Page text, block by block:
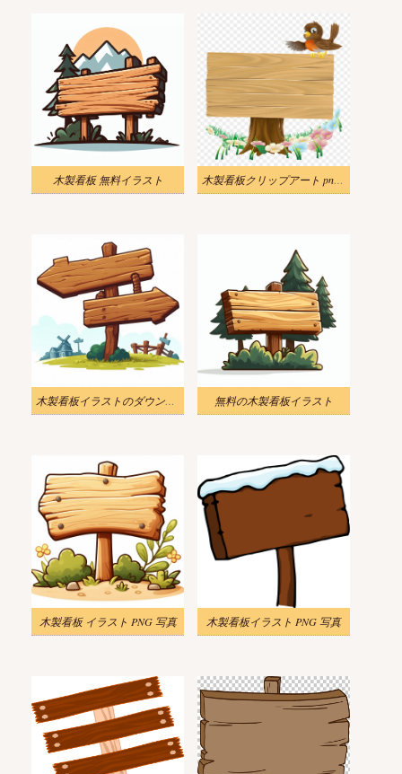
木製看板 無料イラスト 木製看板クリップアート png イラスト
木製看板イラストのダウンロード 無料の木製看板イラスト
木製看板 イラスト PNG 写真 木製看板イラスト PNG 写真